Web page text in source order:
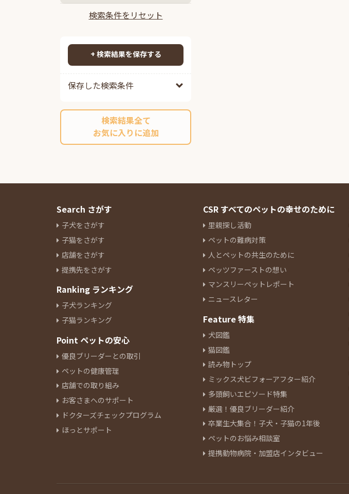
ポメチワ 88
チワックス 95
ペキプー 40
ポンスキーミックス
その他ミックス
215
ボストンテリア
キャバリアキングチャールズス
パニエル
ラブラドールレトリーバー
パピヨン
イタリアングレーハウンド
ペキニーズ 24
ジャックラッセルテリア
ミニチュアピンシャー
ウェルシュコーギーペンブロー
ク 10
ボーダーコリー
ブルドッグ
ビーグル 5
ビションフリーゼ 18
ボロンカ・ツヴェトナ
チャイニーズクレステッドドッ
100万円以上
検索する
検索条件をリセット
+ 検索結果を保存する
保存した検索条件
検索結果全て
お気に入りに追加
Search さがす
子犬をさがす
子猫をさがす
店舗をさがす
提携先をさがす
Ranking ランキング
子犬ランキング
子猫ランキング
Point ペットの安心
優良ブリーダーとの取引
ペットの健康管理
店舗での取り組み
お客さまへのサポート
ドクターズチェックプログラム
ほっとサポート
CSR すべてのペットの幸せのために
里親探し活動
ペットの難病対策
人とペットの共生のために
ペッツファーストの想い
マンスリーペットレポート
ニュースレター
Feature 特集
犬図鑑
猫図鑑
読み物トップ
ミックス犬ビフォーアフター紹介
多頭飼いエピソード特集
厳選！優良ブリーダー紹介
卒業生大集合！子犬・子猫の1年後
ペットのお悩み相談室
提携動物病院・加盟店インタビュー